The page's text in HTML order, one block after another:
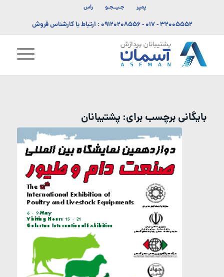
پمپر جـیــجـو راس
۳۲۰۰۵۵۵۲ - ۰۱۷ -۰۹۱۲۰۲۰۸۵۵۶: ارتباط با کارشناس فروش
بایگانی برچسب برای:پشتیبانان